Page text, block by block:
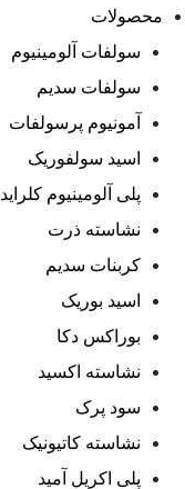
محصولات
سولفات آلومینیوم
سولفات سدیم
آمونیوم پرسولفات
اسید سولفوریک
پلی آلومینیوم کلراید
نشاسته ذرت
کربنات سدیم
اسید بوریک
بوراکس دکا
نشاسته اکسید
سود پرک
نشاسته کاتیونیک
پلی اکریل آمید